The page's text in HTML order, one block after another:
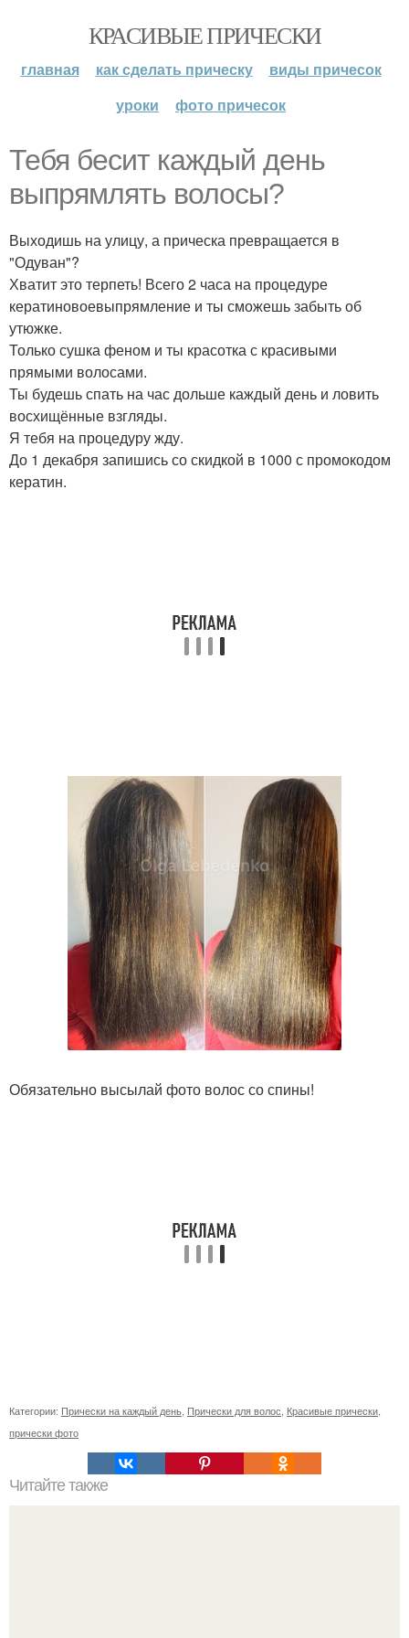
КРАСИВЫЕ ПРИЧЕСКИ
главная как сделать прическу
виды причесок
уроки
фото причесок
Тебя бесит каждый день
выпрямлять волосы?
Выходишь на улицу, а прическа превращается в
"Одуван"?
Хватит это терпеть! Всего 2 часа на процедуре
кератиновоевыпрямление и ты сможешь забыть об
утюжке.
Только сушка феном и ты красотка с красивыми
прямыми волосами.
Ты будешь спать на час дольше каждый день и ловить
восхищённые взгляды.
Я тебя на процедуру жду.
До 1 декабря запишись со скидкой в 1000 с промокодом
кератин.
Обязательно высылай фото волос со спины!
Категории: Прически на каждый день Прически для волос Красивые прически
прически фото
Читайте также